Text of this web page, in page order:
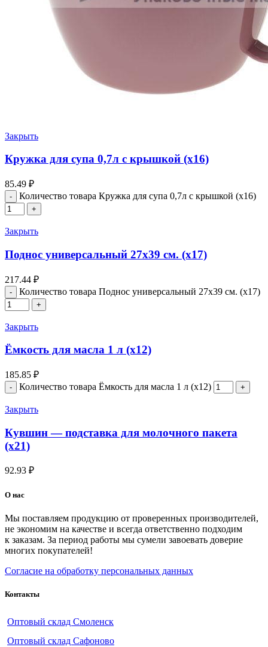
Закрыть
Кружка для супа 0,7л с крышкой (х16)
85.49 ₽
Количество товара Кружка для супа 0,7л с крышкой (х16)
Закрыть
Поднос универсальный 27х39 см. (х17)
217.44 ₽
Количество товара Поднос универсальный 27х39 см. (х17)
Закрыть
Ёмкость для масла 1 л (х12)
185.85 ₽
Количество товара Ёмкость для масла 1 л (х12)
Закрыть
Кувшин — подставка для молочного пакета
(х21)
92.93 ₽
О нас
Мы поставляем продукцию от проверенных производителей,
не экономим на качестве и всегда ответственно подходим
к заказам. За период работы мы сумели завоевать доверие
многих покупателей!
Согласие на обработку персональных данных
Контакты
Оптовый склад Смоленск
Оптовый склад Сафоново